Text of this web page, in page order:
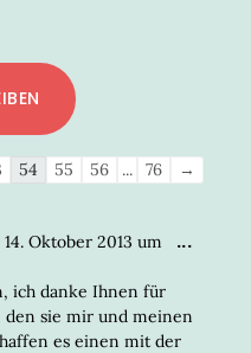
54 55 56 ... 76
→
14. Oktober 2013 um
ich danke Ihnen für
sie mir und meinen
es einen mit der
...DIESE